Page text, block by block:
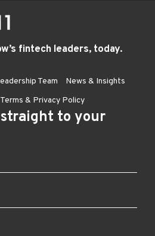
fintech leaders, today.
Team
News & Insights
Terms & Privacy Policy
to your